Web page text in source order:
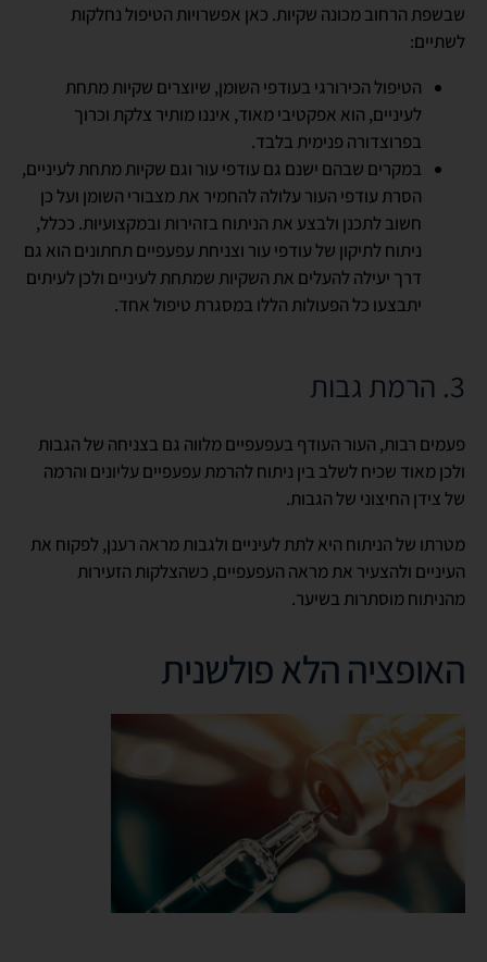
שבשפת הרחוב מכונה שקיות. כאן אפשרויות הטיפול נחלקות
לשתיים:
הטיפול הכירורגי בעודפי השומן, שיוצרים שקיות מתחת
לעיניים, הוא אפקטיבי מאוד, איננו מותיר צלקת וכרוך
בפרוצדורה פנימית בלבד.
במקרים שבהם ישנם גם עודפי עור וגם שקיות מתחת לעיניים,
הסרת עודפי העור עלולה להחמיר את מצבורי השומן ועל כן
חשוב לתכנן ולבצע את הניתוח בזהירות ובמקצועיות. ככלל,
ניתוח לתיקון של עודפי עור וצניחת עפעפיים תחתונים הוא גם
דרך יעילה להעלים את השקיות שמתחת לעיניים ולכן לעיתים
יתבצעו כל הפעולות הללו במסגרת טיפול אחד.
3. הרמת גבות
פעמים רבות, העור העודף בעפעפיים מלווה גם בצניחה של הגבות
ולכן מאוד שכיח לשלב בין ניתוח להרמת עפעפיים עליונים והרמה
של צידן החיצוני של הגבות.
מטרתו של הניתוח היא לתת לעיניים ולגבות מראה רענן, לפקוח את
העיניים ולהצעיר את מראה העפעפיים, כשהצלקות הזעירות
מהניתוח מוסתרות בשיער.
האופציה הלא פולשנית